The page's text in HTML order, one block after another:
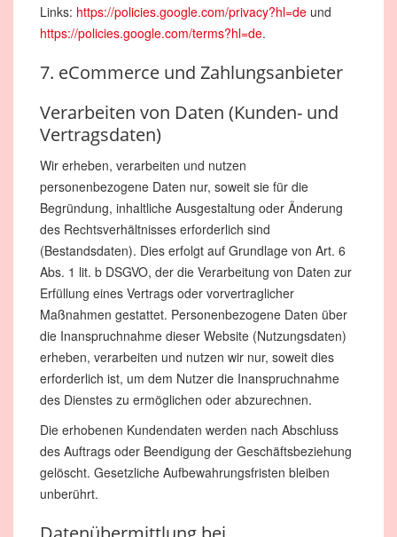
Links: https://policies.google.com/privacy?hl=de und
https://policies.google.com/terms?hl=de.
7. eCommerce und Zahlungsanbieter
Verarbeiten von Daten (Kunden- und
Vertragsdaten)
Wir erheben, verarbeiten und nutzen
personenbezogene Daten nur, soweit sie für die
Begründung, inhaltliche Ausgestaltung oder Änderung
des Rechtsverhältnisses erforderlich sind
(Bestandsdaten). Dies erfolgt auf Grundlage von Art. 6
Abs. 1 lit. b DSGVO, der die Verarbeitung von Daten zur
Erfüllung eines Vertrags oder vorvertraglicher
Maßnahmen gestattet. Personenbezogene Daten über
die Inanspruchnahme dieser Website (Nutzungsdaten)
erheben, verarbeiten und nutzen wir nur, soweit dies
erforderlich ist, um dem Nutzer die Inanspruchnahme
des Dienstes zu ermöglichen oder abzurechnen.
Die erhobenen Kundendaten werden nach Abschluss
des Auftrags oder Beendigung der Geschäftsbeziehung
gelöscht. Gesetzliche Aufbewahrungsfristen bleiben
unberührt.